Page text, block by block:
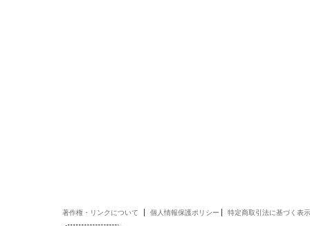
著作権・リンクについて 個人情報保護ポリシー 特定商取引法に基づく表示